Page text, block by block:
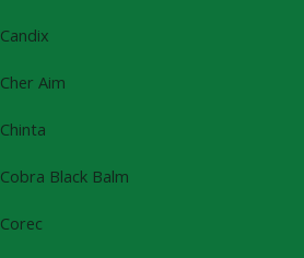
Candix
Cher Aim
Chinta
Cobra Black Balm
Corec